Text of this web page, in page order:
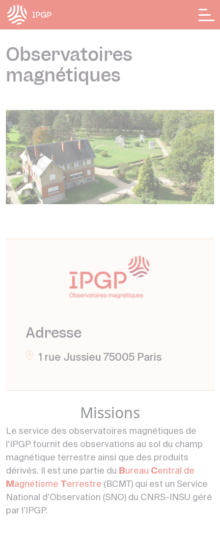
Observatoires
magnétiques
Adresse
1 rue Jussieu 75005 Paris
Missions
Le service des observatoires magnétiques de
l’IPGP fournit des observations au sol du champ
magnétique terrestre ainsi que des produits
dérivés. Il est une partie du Bureau Central de
M agnétisme Terrestre (BCMT) qui est un Service
National d’Observation (SNO) du CNRS-INSU géré
par l’IPGP.
Panneau de gestion des cookies